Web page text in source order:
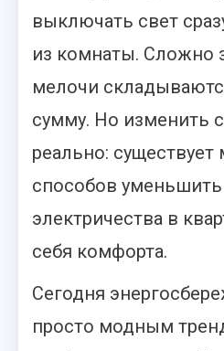
выключать свет
из комнаты. Сложно
мелочи
сумму. Но изменить
реально:
способов
электричества в
себя комфорта.
Сегодня
просто модным